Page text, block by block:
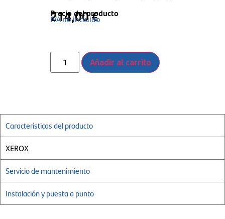
Precio del producto
214,00€
IVA no incluido
Añadir al carrito
Características del producto
XEROX
Servicio de mantenimiento
Instalación y puesta a punto